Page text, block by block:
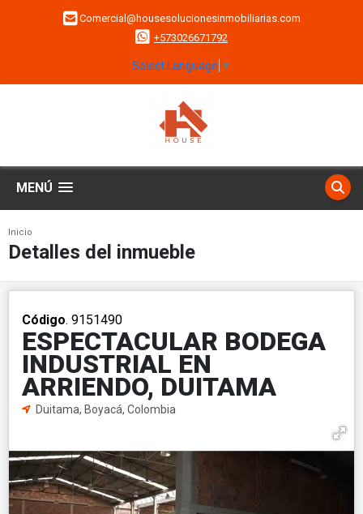
Comercial@housesolucionesinmobiliarias.com
+573026671792
Select Language ▼
MENÚ
Inicio
Detalles del inmueble
Código. 9151490
ESPECTACULAR BODEGA
INDUSTRIAL EN
ARRIENDO, DUITAMA
Duitama, Boyacá, Colombia